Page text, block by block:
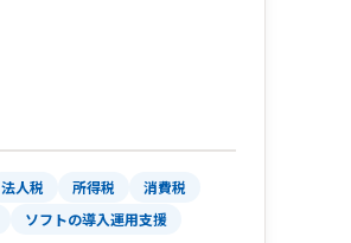
法人税 所得税
消費税
ソフトの導入運用支援